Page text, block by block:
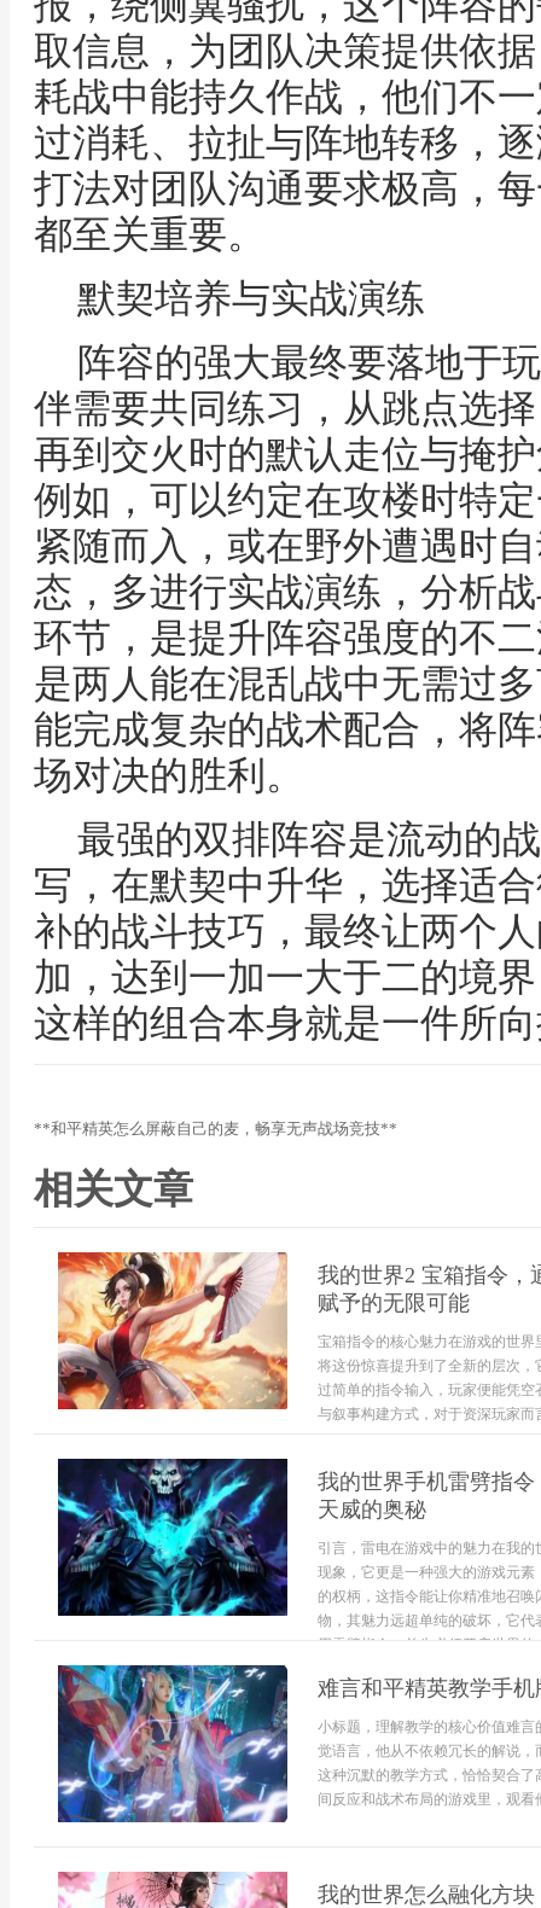
取信息，为团队决策提供依
耗战中能持久作战，他们不
过消耗、拉扯与阵地转移，
打法对团队沟通要求极高，
都至关重要。
默契培养与实战演练
阵容的强大最终要落地于
伴需要共同练习，从跳点选
再到交火时的默认走位与掩
例如，可以约定在攻楼时特
紧随而入，或在野外遭遇时
态，多进行实战演练，分析
环节，是提升阵容强度的不
是两人能在混乱战中无需过
能完成复杂的战术配合，将
场对决的胜利。
最强的双排阵容是流动的
写，在默契中升华，选择适
补的战斗技巧，最终让两个
加，达到一加一大于二的境
这样的组合本身就是一件所
**和平精英怎么屏蔽自己的麦，畅享无声战场竞技**
相关文章
我的世界2 宝箱指令，
赋予的无限可能
宝箱指令的核心魅力在游戏的世
将这份惊喜提升到了全新的层次
过简单的指令输入，玩家便能凭
与叙事构建方式，对于资深玩家
我的世界手机雷劈指
天威的奥秘
引言，雷电在游戏中的魅力在我
现象，它更是一种强大的游戏元
的权柄，这指令能让你精准地召
物，其魅力远超单纯的破坏，它
用雷劈指令，首先必须开启世界的
难言和平精英教学手
小标题，理解教学的核心价值难
觉语言，他从不依赖冗长的解说
这种沉默的教学方式，恰恰契合
间反应和战术布局的游戏里，观
我的世界怎么融化方